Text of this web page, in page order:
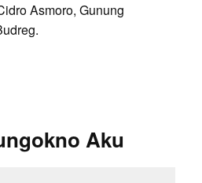
Asmoro, Gunung
Aku